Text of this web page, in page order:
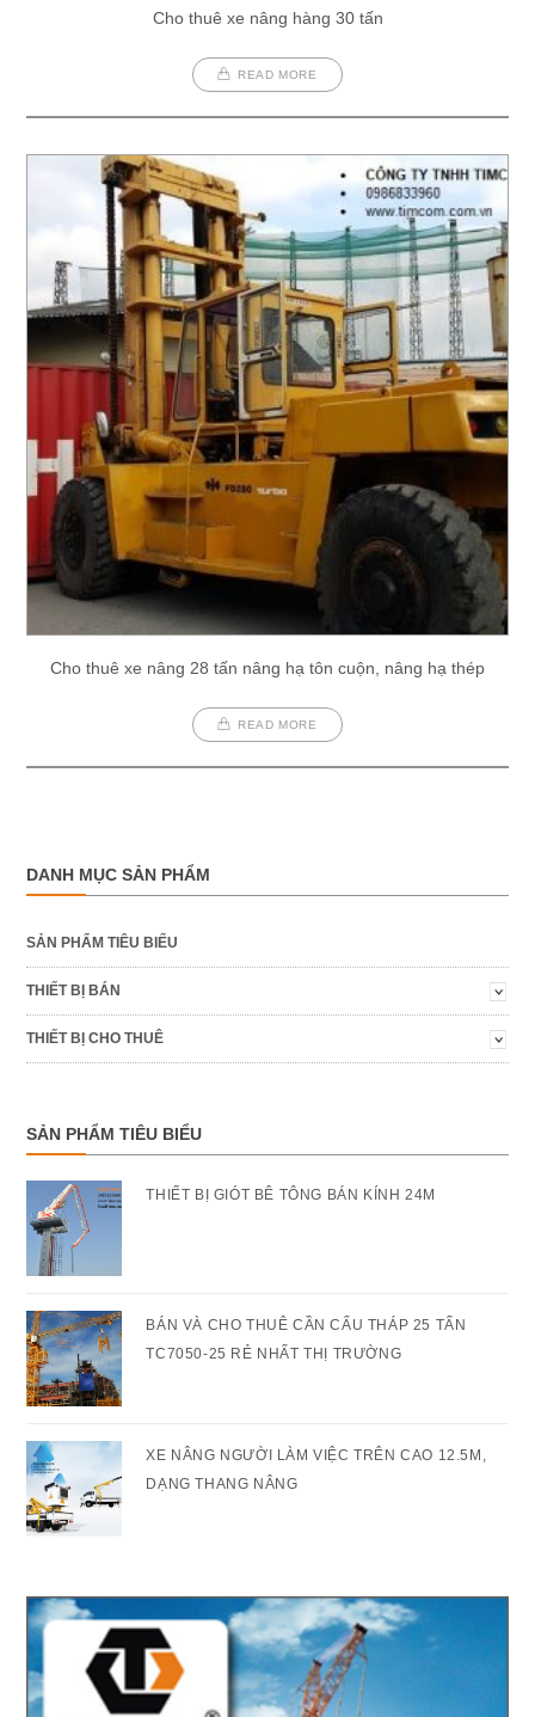
Cho thuê xe nâng hàng 30 tấn
READ MORE
Cho thuê xe nâng 28 tấn nâng hạ tôn cuộn, nâng hạ thép
READ MORE
DANH MỤC SẢN PHẨM
SẢN PHẨM TIÊU BIỂU
THIẾT BỊ BÁN
THIẾT BỊ CHO THUÊ
SẢN PHẨM TIÊU BIỂU
THIẾT BỊ GIÓT BÊ TÔNG BÁN KÍNH 24M
BÁN VÀ CHO THUÊ CẦN CẨU THÁP 25 TẤN
TC7050-25 RẺ NHẤT THỊ TRƯỜNG
XE NÂNG NGƯỜI LÀM VIỆC TRÊN CAO 12.5M,
DẠNG THANG NÂNG